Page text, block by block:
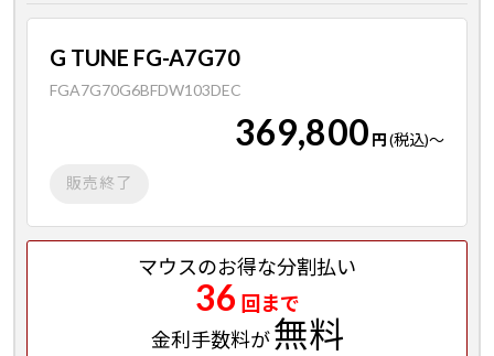
G TUNE FG-A7G70
FGA7G70G6BFDW103DEC
369,800 円(税込)～
販売終了
マウスのお得な分割払い
36 回まで
金利手数料が無料